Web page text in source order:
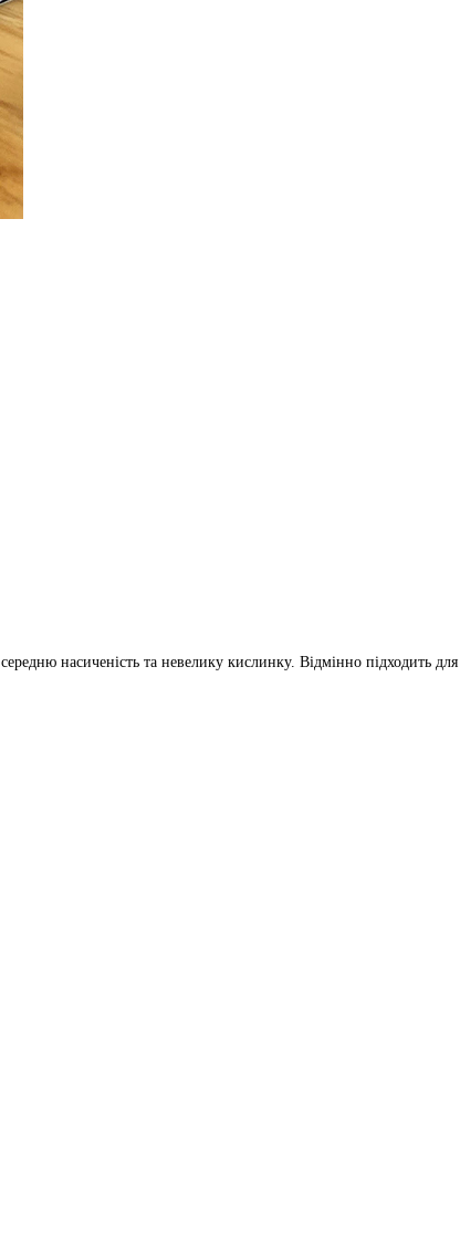
насиченість та невелику кислинку. Відмінно підходить